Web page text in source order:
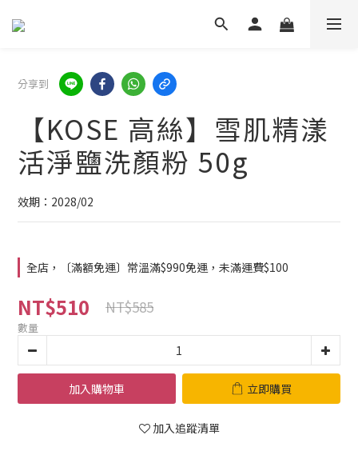
分享到
【KOSE 高絲】雪肌精漾
活淨鹽洗顏粉 50g
效期：2028/02
全店，〔滿額免運〕常溫滿$990免運，未滿運費$100
NT$510 NT$585
數量
加入購物車 立即購買
加入追蹤清單